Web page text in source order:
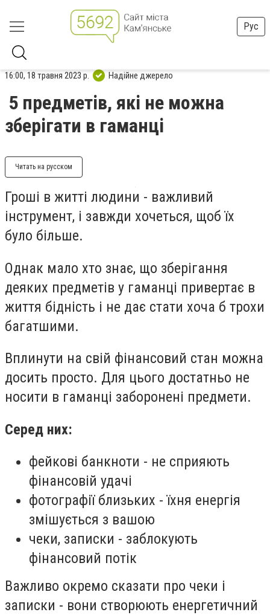
Рус
16:00, 18 травня 2023 р. Надійне джерело
5 предметів, які не можна
зберігати в гаманці
Читать на русском
Гроші в житті людини - важливий
інструмент, і завжди хочеться, щоб їх
було більше.
Однак мало хто знає, що зберігання
деяких предметів у гаманці привертає в
життя бідність і не дає стати хоча б трохи
багатшими.
Вплинути на свій фінансовий стан можна
досить просто. Для цього достатньо не
носити в гаманці заборонені предмети.
Серед них:
фейкові банкноти - не сприяють
фінансовій удачі
фотографії близьких - їхня енергія
змішується з вашою
чеки, записки - заблокують
фінансовий потік
Важливо окремо сказати про чеки і
записки - вони створюють енергетичний